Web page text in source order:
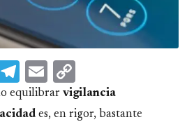
X Telegram
Email
Link
equilibrar vigilancia
es, en rigor, bastante